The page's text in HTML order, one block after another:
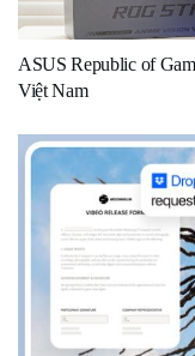
ASUS Republic of
Việt Nam